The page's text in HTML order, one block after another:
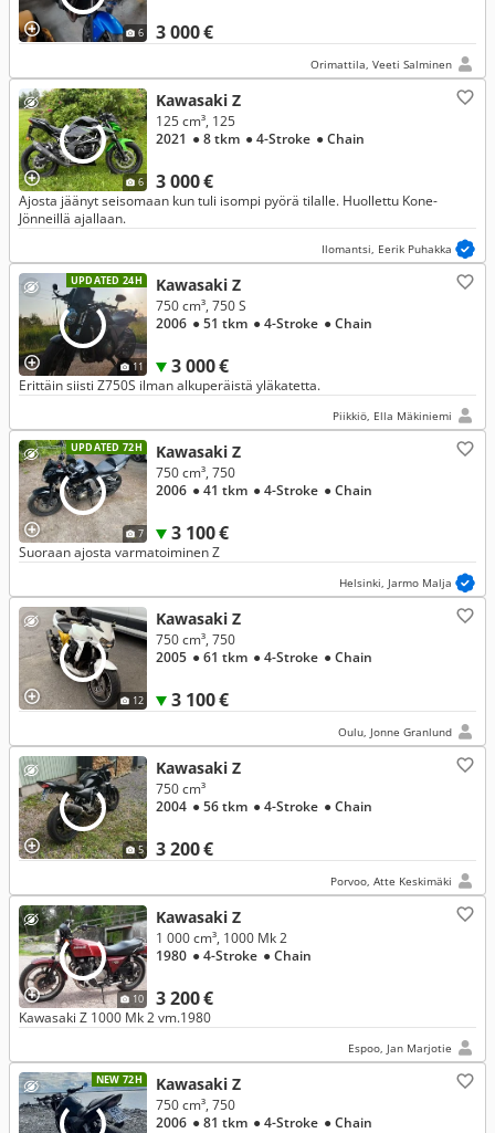
6 3 000 €
Orimattila, Veeti Salminen
6
Kawasaki Z
3 000 €
125 cm³, 125
2021 ● 8 tkm ● 4-Stroke ● Chain
Ajosta jäänyt seisomaan kun tuli isompi pyörä tilalle. Huollettu Kone-
Jönneillä ajallaan.
Ilomantsi, Eerik Puhakka
UPDATED 24H
11
Kawasaki Z
3 000 €
750 cm³, 750 S
2006 ● 51 tkm ● 4-Stroke ● Chain
Erittäin siisti Z750S ilman alkuperäistä yläkatetta.
Piikkiö, Ella Mäkiniemi
UPDATED 72H
7
Kawasaki Z
3 100 €
750 cm³, 750
2006 ● 41 tkm ● 4-Stroke ● Chain
Suoraan ajosta varmatoiminen Z
Helsinki, Jarmo Malja
12
Kawasaki Z
3 100 €
750 cm³, 750
2005 ● 61 tkm ● 4-Stroke ● Chain
Oulu, Jonne Granlund
5
Kawasaki Z
3 200 €
750 cm³
2004 ● 56 tkm ● 4-Stroke ● Chain
Porvoo, Atte Keskimäki
10
Kawasaki Z
3 200 €
1 000 cm³, 1000 Mk 2
1980 ● 4-Stroke ● Chain
Kawasaki Z 1000 Mk 2 vm.1980
Espoo, Jan Marjotie
NEW 72H Kawasaki Z
750 cm³, 750
2006 ● 81 tkm ● 4-Stroke ● Chain